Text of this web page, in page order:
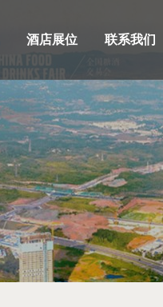
酒店展位 联系我们